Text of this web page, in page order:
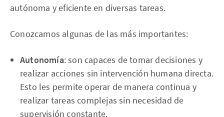
autónoma y eficiente en diversas tareas.
Conozcamos algunas de las más importantes:
Autonomía: son capaces de tomar decisiones y
realizar acciones sin intervención humana directa.
Esto les permite operar de manera continua y
realizar tareas complejas sin necesidad de
supervisión constante.